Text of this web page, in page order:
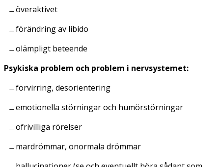
överaktivet
förändring av libido
olämpligt beteende
Psykiska problem och problem i nervsystemet:
förvirring, desorientering
emotionella störningar och humörstörningar
ofrivilliga rörelser
mardrömmar, onormala drömmar